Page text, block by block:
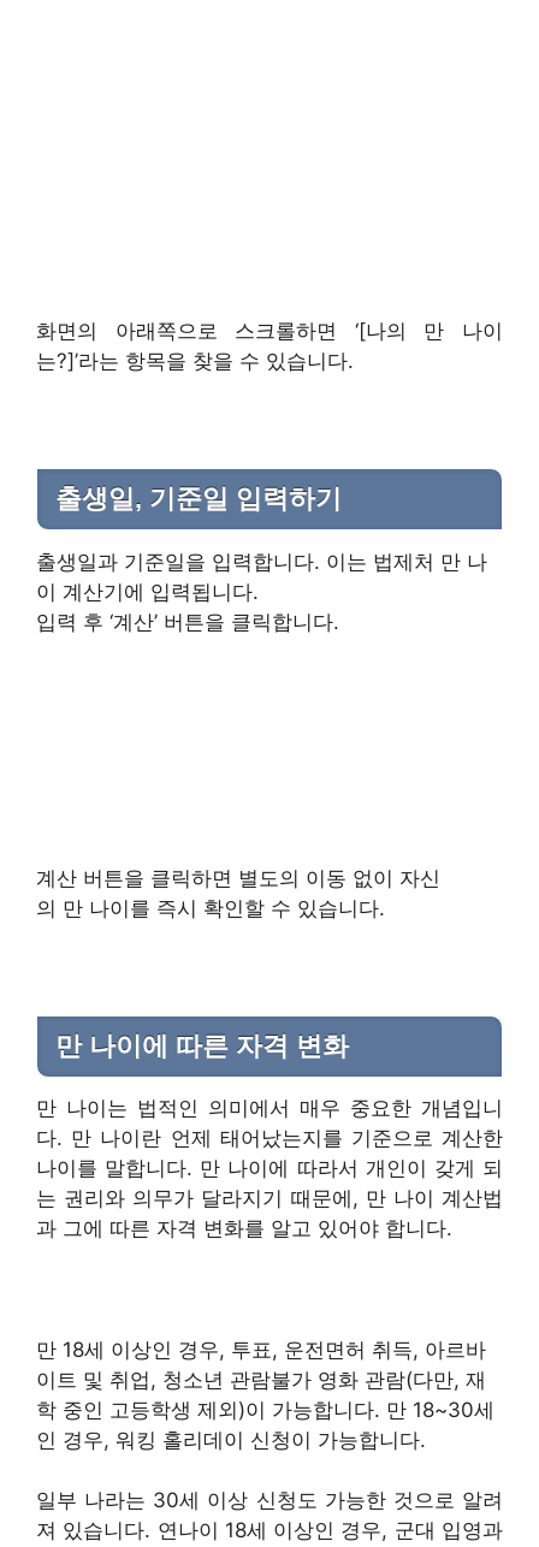
화면의 아래쪽으로 스크롤하면 ‘[나의 만 나이
는?]’라는 항목을 찾을 수 있습니다.
출생일, 기준일 입력하기
출생일과 기준일을 입력합니다. 이는 법제처 만 나
이 계산기에 입력됩니다.
입력 후 ‘계산’ 버튼을 클릭합니다.
계산 버튼을 클릭하면 별도의 이동 없이 자신
의 만 나이를 즉시 확인할 수 있습니다.
만 나이에 따른 자격 변화
만 나이는 법적인 의미에서 매우 중요한 개념입니
다. 만 나이란 언제 태어났는지를 기준으로 계산한
나이를 말합니다. 만 나이에 따라서 개인이 갖게 되
는 권리와 의무가 달라지기 때문에, 만 나이 계산법
과 그에 따른 자격 변화를 알고 있어야 합니다.
만 18세 이상인 경우, 투표, 운전면허 취득, 아르바
이트 및 취업, 청소년 관람불가 영화 관람(다만, 재
학 중인 고등학생 제외)이 가능합니다. 만 18~30세
인 경우, 워킹 홀리데이 신청이 가능합니다.
일부 나라는 30세 이상 신청도 가능한 것으로 알려
져 있습니다. 연나이 18세 이상인 경우, 군대 입영과